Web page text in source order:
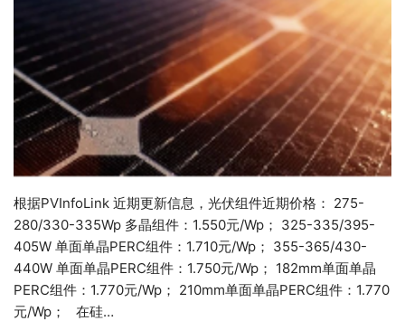
根据PVInfoLink 近期更新信息，光伏组件近期价格： 275-
280/330-335Wp 多晶组件：1.550元/Wp； 325-335/395-
405W 单面单晶PERC组件：1.710元/Wp； 355-365/430-
440W 单面单晶PERC组件：1.750元/Wp； 182mm单面单晶
PERC组件：1.770元/Wp； 210mm单面单晶PERC组件：1.770
元/Wp； 在硅…